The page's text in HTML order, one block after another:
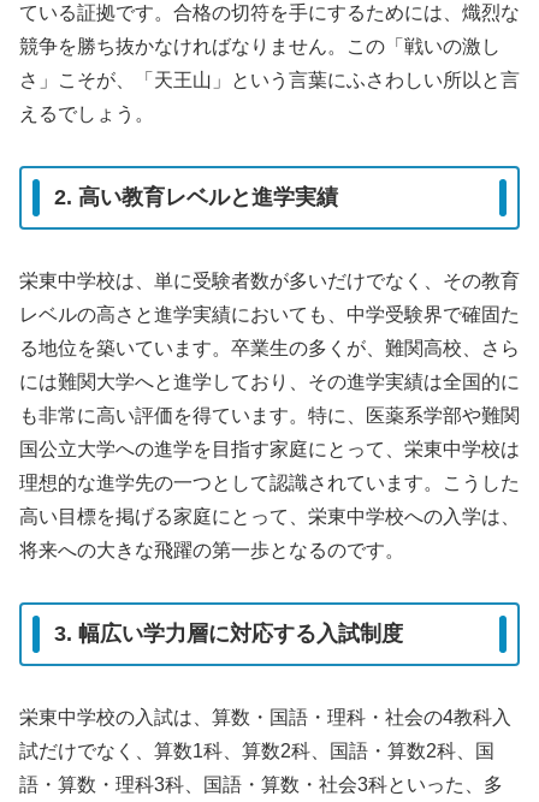
ている証拠です。合格の切符を手にするためには、熾烈な
競争を勝ち抜かなければなりません。この「戦いの激し
さ」こそが、「天王山」という言葉にふさわしい所以と言
えるでしょう。
2. 高い教育レベルと進学実績
栄東中学校は、単に受験者数が多いだけでなく、その教育
レベルの高さと進学実績においても、中学受験界で確固た
る地位を築いています。卒業生の多くが、難関高校、さら
には難関大学へと進学しており、その進学実績は全国的に
も非常に高い評価を得ています。特に、医薬系学部や難関
国公立大学への進学を目指す家庭にとって、栄東中学校は
理想的な進学先の一つとして認識されています。こうした
高い目標を掲げる家庭にとって、栄東中学校への入学は、
将来への大きな飛躍の第一歩となるのです。
3. 幅広い学力層に対応する入試制度
栄東中学校の入試は、算数・国語・理科・社会の4教科入
試だけでなく、算数1科、算数2科、国語・算数2科、国
語・算数・理科3科、国語・算数・社会3科といった、多